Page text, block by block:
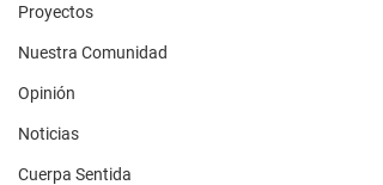
Proyectos
Nuestra Comunidad
Opinión
Noticias
Cuerpa Sentida